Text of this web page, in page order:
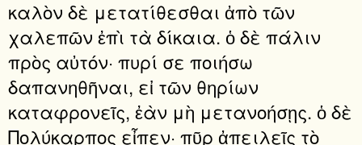
καλὸν δὲ μετατίθεσθαι ἀπὸ τῶν
χαλεπῶν ἐπὶ τὰ δίκαια. ὁ δὲ πάλιν
πρὸς αὐτόν· πυρί σε ποιήσω
δαπανηθῆναι, εἰ τῶν θηρίων
καταφρονεῖς, ἐὰν μὴ μετανοήσῃς. ὁ δὲ
Πολύκαρπος εἶπεν· πῦρ ἀπειλεῖς τὸ